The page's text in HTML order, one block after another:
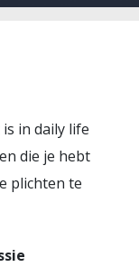
in daily life
die je hebt
plichten te